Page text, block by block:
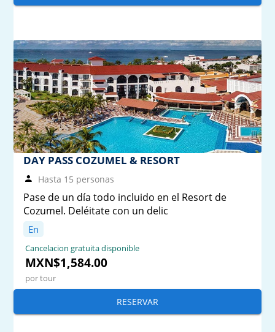
DAY PASS COZUMEL & RESORT
Hasta 15 personas
Pase de un día todo incluido en el Resort de
Cozumel. Deléitate con un delic
En
Cancelacion gratuita disponible
MXN$1,584.00
por tour
RESERVAR